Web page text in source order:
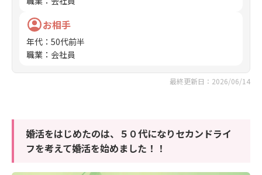
お相手
年代 ： 50代前半
職業 ： 会社員
最終更新日：2026/06/14
婚活をはじめたのは、５０代になりセカンドライ
フを考えて婚活を始めました！！